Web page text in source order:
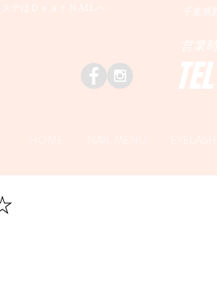
ステはＤｅａｒＮAILへ 千葉
営業